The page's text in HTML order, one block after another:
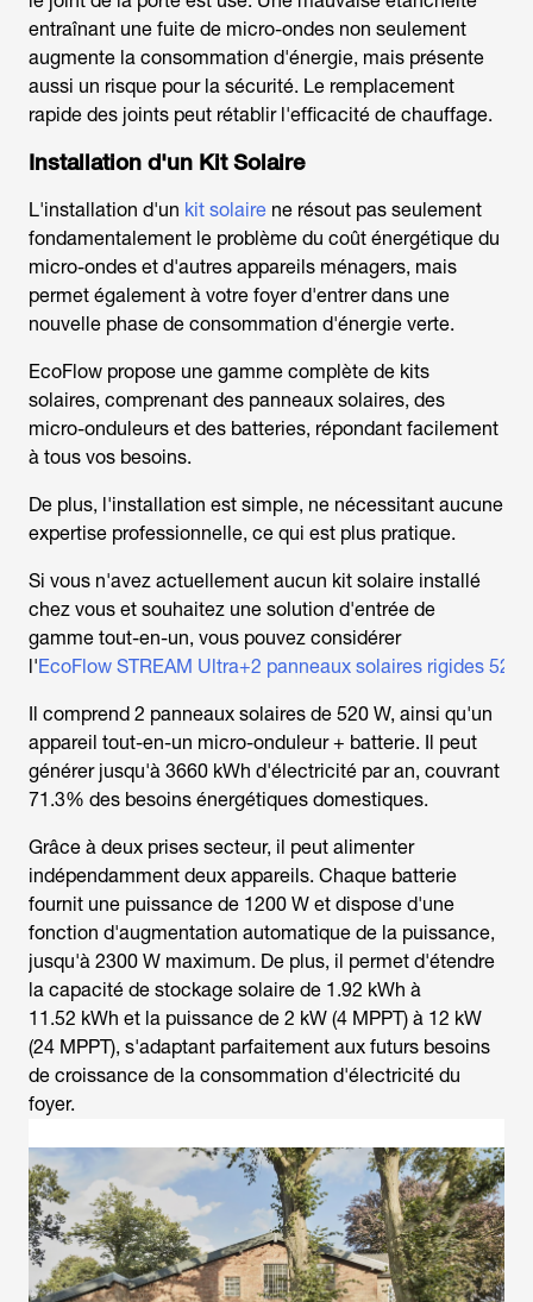
entraînant une fuite de micro-ondes non seulement
augmente la consommation d'énergie, mais présente
aussi un risque pour la sécurité. Le remplacement
rapide des joints peut rétablir l'efficacité de chauffage.
Installation d'un Kit Solaire
L'installation d'un kit solaire ne résout pas seulement
fondamentalement le problème du coût énergétique du
micro-ondes et d'autres appareils ménagers, mais
permet également à votre foyer d'entrer dans une
nouvelle phase de consommation d'énergie verte.
EcoFlow propose une gamme complète de kits
solaires, comprenant des panneaux solaires, des
micro-onduleurs et des batteries, répondant facilement
à tous vos besoins.
De plus, l'installation est simple, ne nécessitant aucune
expertise professionnelle, ce qui est plus pratique.
Si vous n'avez actuellement aucun kit solaire installé
chez vous et souhaitez une solution d'entrée de
gamme tout-en-un, vous pouvez considérer
l'EcoFlow STREAM Ultra+2 panneaux solaires rigides 520
Il comprend 2 panneaux solaires de 520 W, ainsi qu'un
appareil tout-en-un micro-onduleur + batterie. Il peut
générer jusqu'à 3660 kWh d'électricité par an, couvrant
71.3% des besoins énergétiques domestiques.
Grâce à deux prises secteur, il peut alimenter
indépendamment deux appareils. Chaque batterie
fournit une puissance de 1200 W et dispose d'une
fonction d'augmentation automatique de la puissance,
jusqu'à 2300 W maximum. De plus, il permet d'étendre
la capacité de stockage solaire de 1.92 kWh à
11.52 kWh et la puissance de 2 kW (4 MPPT) à 12 kW
(24 MPPT), s'adaptant parfaitement aux futurs besoins
de croissance de la consommation d'électricité du
foyer.